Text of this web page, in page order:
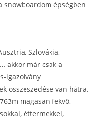
Szlovákia,
akkor már csak a
igazolvány
összeszedése van hátra.
magasan fekvő,
éttermekkel,